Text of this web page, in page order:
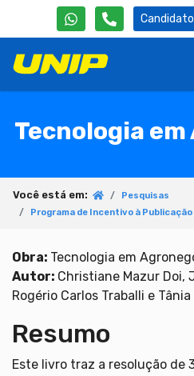
Tecnologia
Você está em:
Pesquisas
Programa de Incentivo à Publicação
Obra: Tecnologia em
Autor: Christiane Mazur Doi,
Rogério Carlos Traballi e
Resumo
Este livro traz a resolução de